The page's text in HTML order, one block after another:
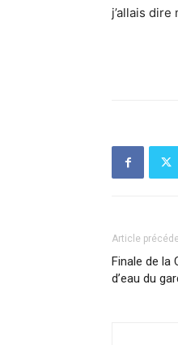
j’allais dire
Article
Finale de la
d’eau du